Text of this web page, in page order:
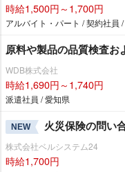
時給1,500円～1,700円
アルバイト・パート / 契約社員
原料や製品の品質検査
WDB株式会社
時給1,690円～1,740円
派遣社員 / 愛知県
NEW 火災保険の問い
株式会社ベルシステム24
時給1,700円